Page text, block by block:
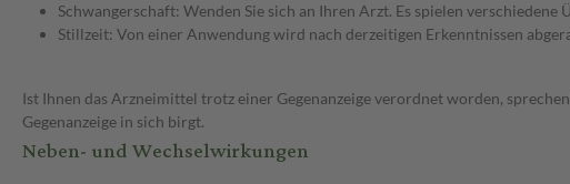
Schwangerschaft: Wenden Sie sich an Ihren Arzt. Es spielen
Stillzeit: Von einer Anwendung wird nach derzeitigen Erkenntnissen
Ist Ihnen das Arzneimittel trotz einer Gegenanzeige verordnet worden,
Gegenanzeige in sich birgt.
Neben- und Wechselwirkungen